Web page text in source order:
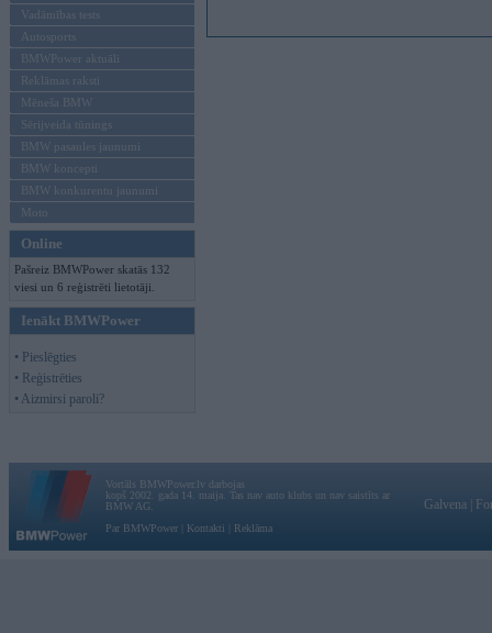
Vadāmības tests
Autosports
BMWPower aktuāli
Reklāmas raksti
Mēneša BMW
Sērijveida tūnings
BMW pasaules jaunumi
BMW koncepti
BMW konkurentu jaunumi
Moto
Online
Pašreiz BMWPower skatās 132
viesi un 6 reģistrēti lietotāji.
Ienākt BMWPower
• Pieslēgties
• Reģistrēties
• Aizmirsi paroli?
Vortāls BMWPower.lv darbojas
kopš 2002. gada 14. maija. Tas nav auto klubs un nav saistīts ar
BMW AG.
Par BMWPower
Kontakti Reklāma
Galvena